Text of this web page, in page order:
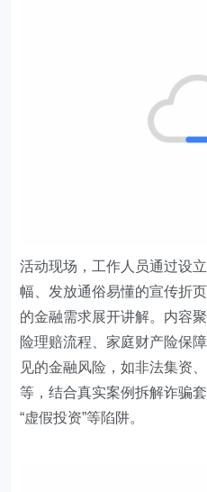
活动现场，工作人员通过设
幅、发放通俗易懂的宣传折
的金融需求展开讲解。内容
险理赔流程、家庭财产险保
见的金融风险，如非法集资
等，结合真实案例拆解诈骗
“虚假投资”等陷阱。